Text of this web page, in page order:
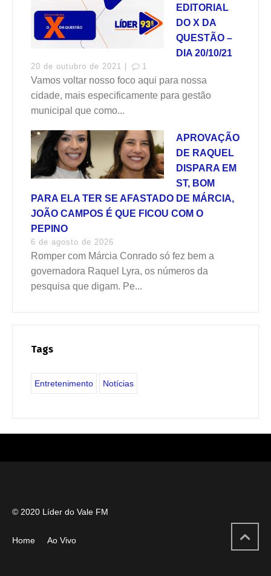
EDITORIAL
DO X DA
QUESTÃO –
DIA 20/10/21
20 de outubro de 2021 | 1
Vamos voltar nosso foco aqui para nossa
cidade, mais especificamente para gestão
municipal que como...
APROVAÇÃO
DE RAQUEL
DISPARA EM
ST, BOM
PARA ELA TER SE AFASTADO DE MÁRCIA,
JOÃO CAMPOS É QUE FICOU COM O
PEPINO
6 de agosto de 2026
Romper com Márcia Conrado só fez bem a
governadora Raquel Lyra, os números da
pesquisa que digam. Pe...
Tags
Entretenimento Notícias
© 2020 Líder do Vale FM
Home Ao Vivo